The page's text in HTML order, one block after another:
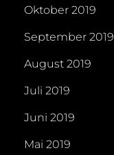
Oktober 2019
September 2019
August 2019
Juli 2019
Juni 2019
Mai 2019